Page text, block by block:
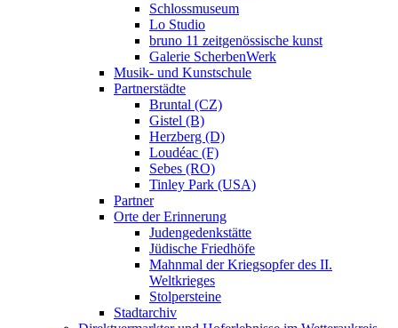
Schlossmuseum
Lo Studio
bruno 11 zeitgenössische kunst
Galerie ScherbenWerk
Musik- und Kunstschule
Partnerstädte
Bruntal (CZ)
Gistel (B)
Herzberg (D)
Loudéac (F)
Sebes (RO)
Tinley Park (USA)
Partner
Orte der Erinnerung
Judengedenkstätte
Jüdische Friedhöfe
Mahnmal der Kriegsopfer des II.
Weltkrieges
Stolpersteine
Stadtarchiv